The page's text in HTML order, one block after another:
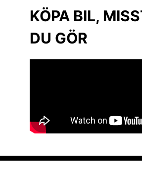
KÖPA BIL,
DU GÖR